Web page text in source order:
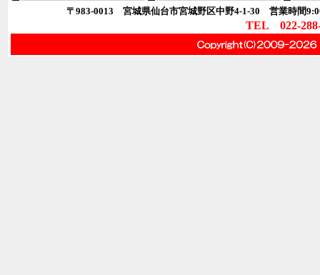
〒983-0013 宮城県仙台市宮城野区中野4-1-30 営業時間
TEL 022-